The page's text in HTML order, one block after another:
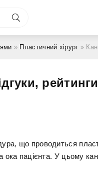
» Пластичний хірург »
рейтинги
що проводиться
ока пацієнта. У цьому